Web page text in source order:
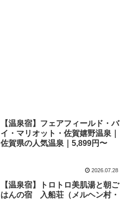
【温泉宿】フェアフィールド・バ
イ・マリオット・佐賀嬉野温泉｜
佐賀県の人気温泉｜5,899円〜
2026.07.28
【温泉宿】トロトロ美肌湯と朝ご
はんの宿 入船荘（メルヘン村・